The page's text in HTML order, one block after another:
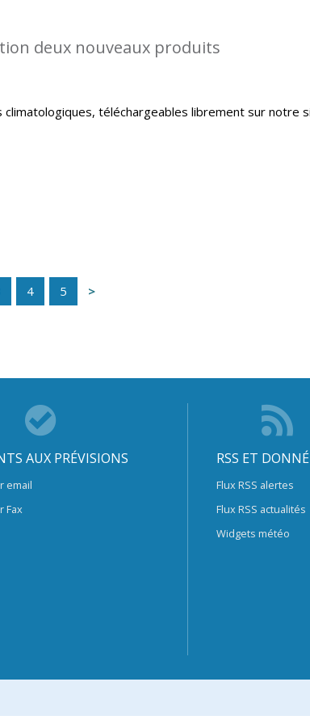
deux nouveaux produits
téléchargeables librement sur notre
4 5
AUX PRÉVISIONS
email
Fax
RSS ET
Flux RSS alertes
Flux RSS actualités
Widgets météo